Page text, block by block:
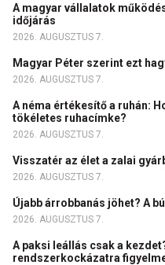
A magyar vállalatok
időjárás
2026. AUGUSZTUS 7.
Magyar Péter szerint ezt
2026. AUGUSZTUS 7.
A néma értékesítő a ruhán:
tökéletes ruhacímke?
2026. AUGUSZTUS 7.
Visszatér az élet a zalai
2026. AUGUSZTUS 7.
Újabb árrobbanás jöhet? A
2026. AUGUSZTUS 7.
A paksi leállás csak a
rendszerkockázatra